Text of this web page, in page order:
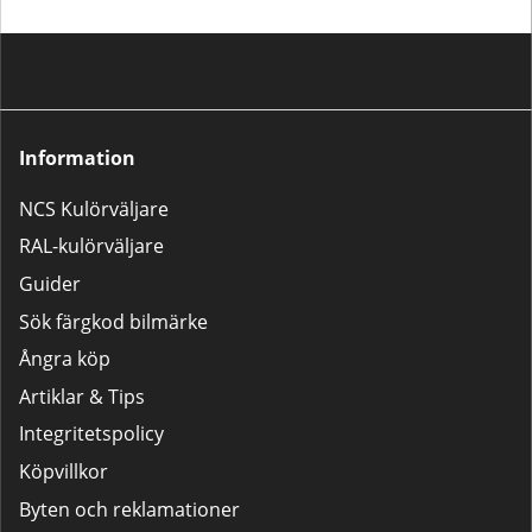
högblank klarlack är denna
Information
NCS Kulörväljare
RAL-kulörväljare
Guider
Sök färgkod bilmärke
Ångra köp
Artiklar & Tips
Integritetspolicy
Köpvillkor
Byten och reklamationer